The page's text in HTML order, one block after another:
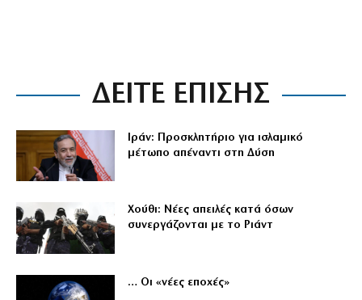
ΔΕΙΤΕ ΕΠΙΣΗΣ
Ιράν: Προσκλητήριο για ισλαμικό
μέτωπο απέναντι στη Δύση
Χούθι: Νέες απειλές κατά όσων
συνεργάζονται με το Ριάντ
… Οι «νέες εποχές»